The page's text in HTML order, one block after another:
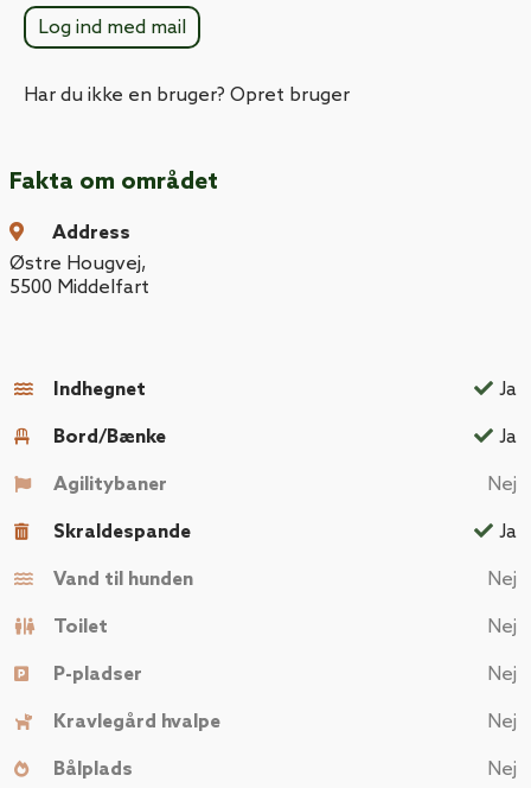
Log ind med mail
Har du ikke en bruger? Opret bruger
Fakta om området
Address
Østre Hougvej,
5500 Middelfart
Indhegnet Ja
Bord/Bænke Ja
Agilitybaner Nej
Skraldespande Ja
Vand til hunden Nej
Toilet Nej
P-pladser Nej
Kravlegård hvalpe Nej
Bålplads Nej